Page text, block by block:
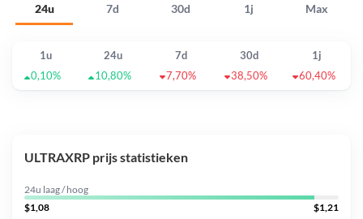
24u 7d 30d 1j Max
1u 24u 7d 30d
1j
0,10%
10,80% 7,70% 38,50% 60,40%
ULTRAXRP prijs statistieken
24u laag / hoog
$1,08
$1,21